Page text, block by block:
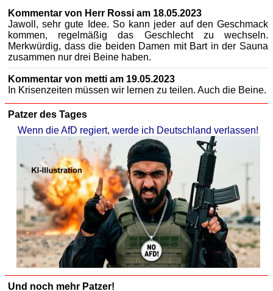
Kommentar von Herr Rossi am 18.05.2023
Jawoll, sehr gute Idee. So kann jeder auf den Geschmack
kommen, regelmäßig das Geschlecht zu wechseln.
Merkwürdig, dass die beiden Damen mit Bart in der Sauna
zusammen nur drei Beine haben.
Kommentar von metti am 19.05.2023
In Krisenzeiten müssen wir lernen zu teilen. Auch die Beine.
Patzer des Tages
Wenn die AfD regiert, werde ich Deutschland verlassen!
Und noch mehr Patzer!